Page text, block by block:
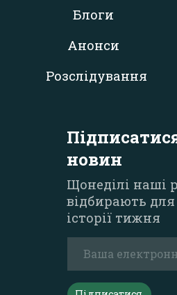
Блоги
Анонси
Розслідування
новин
Щонеділі наші
відбирають
історії тижня